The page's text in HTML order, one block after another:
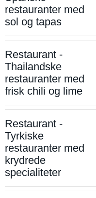
restauranter med
sol og tapas
Restaurant -
Thailandske
restauranter med
frisk chili og lime
Restaurant -
Tyrkiske
restauranter med
krydrede
specialiteter